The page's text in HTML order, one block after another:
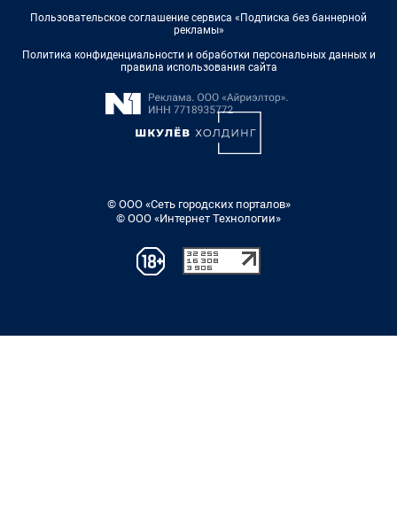
Пользовательское соглашение сервиса «Подписка без баннерной
рекламы»
Политика конфиденциальности и обработки персональных данных и
правила использования сайта
© ООО «Сеть городских порталов»
© ООО «Интернет Технологии»